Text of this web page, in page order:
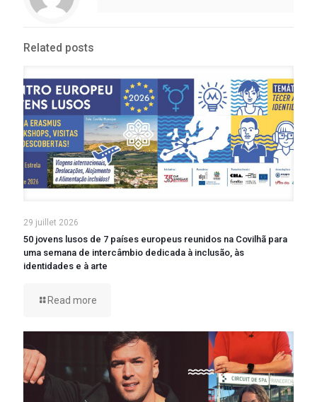
Related posts
29 juillet 2026
50 jovens lusos de 7 países europeus reunidos na Covilhã para
uma semana de intercâmbio dedicada à inclusão, às
identidades e à arte
Read more